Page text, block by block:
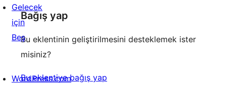
Bağış yap
Bu eklentinin geliştirilmesini desteklemek ister
misiniz?
Bu eklentiye bağış yap
Gelecek
için
Beş
WordPress.com